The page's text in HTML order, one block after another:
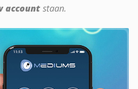
account staan.